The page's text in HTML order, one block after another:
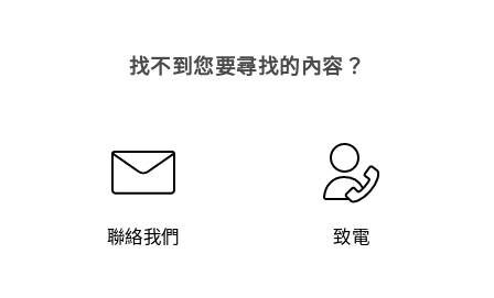
找不到您要尋找的內容？
聯絡我們 致電